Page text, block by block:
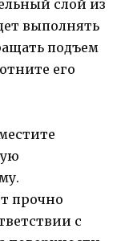
слой из
выполнять
подъем
его
прочно
с